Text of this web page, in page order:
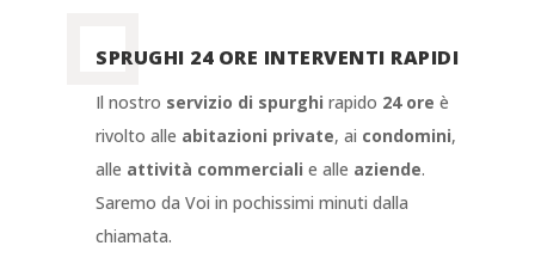
SPRUGHI 24 ORE INTERVENTI RAPIDI
Il nostro servizio di spurghi rapido 24 ore è
rivolto alle abitazioni private, ai condomini,
alle attività commerciali e alle aziende.
Saremo da Voi in pochissimi minuti dalla
chiamata.